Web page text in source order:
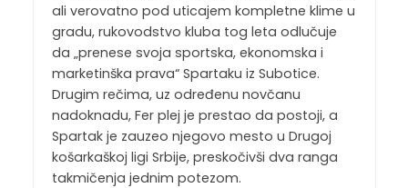
ali verovatno pod uticajem kompletne klime u
gradu, rukovodstvo kluba tog leta odlučuje
da „prenese svoja sportska, ekonomska i
marketinška prava“ Spartaku iz Subotice.
Drugim rečima, uz određenu novčanu
nadoknadu, Fer plej je prestao da postoji, a
Spartak je zauzeo njegovo mesto u Drugoj
košarkaškoj ligi Srbije, preskočivši dva ranga
takmičenja jednim potezom.